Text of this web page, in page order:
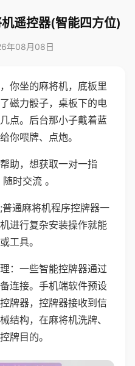
遥控器(智能四方位)
年08月08日
你坐的麻将机，底板里
磁力骰子，桌板下的电
点。后台那小子戴着蓝
你喂牌、点炮。
助，想获取一对一指
时交流 。
通麻将机程序控牌器一
进行复杂安装操作就能
工具。
：一些智能控牌器通过
连接。手机端软件预设
牌器，控牌器接收到信
结构，在麻将机洗牌、
牌目的。